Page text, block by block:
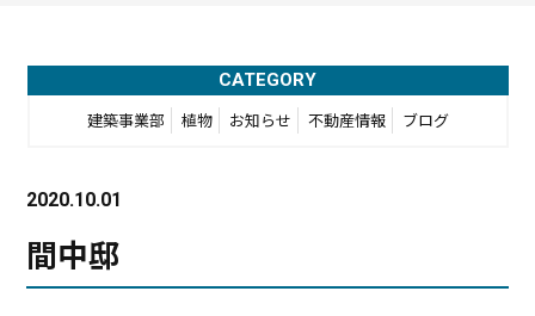
CATEGORY
建築事業部 植物 お知らせ 不動産情報 ブログ
2020.10.01
間中邸